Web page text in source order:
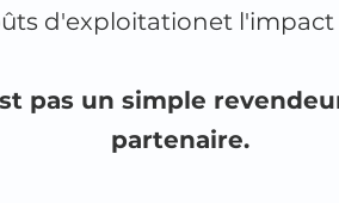
d'exploitationet
pas un simple
partenaire.